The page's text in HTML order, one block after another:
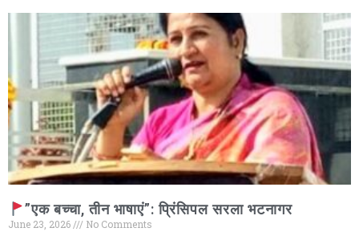
”एक बच्चा, तीन भाषाएं”: प्रिंसिपल सरला भटनागर
June 23, 2026
No Comments